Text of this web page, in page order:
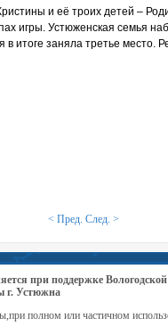
и её троих детей –
игры. Устюженская семья
в итоге заняла третье
< Пред. След. >
при поддержке
г. Устюжна
полном или частичном